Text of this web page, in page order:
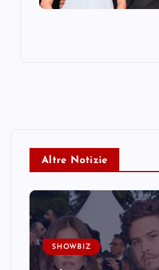
Altre Notizie
SHOWBIZ